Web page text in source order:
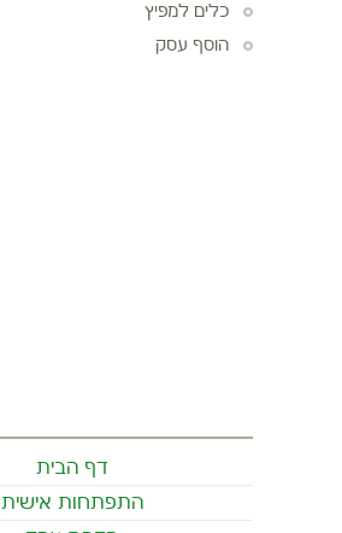
כלים למפיץ
הוסף עסק
דף הבית
התפתחות אישית